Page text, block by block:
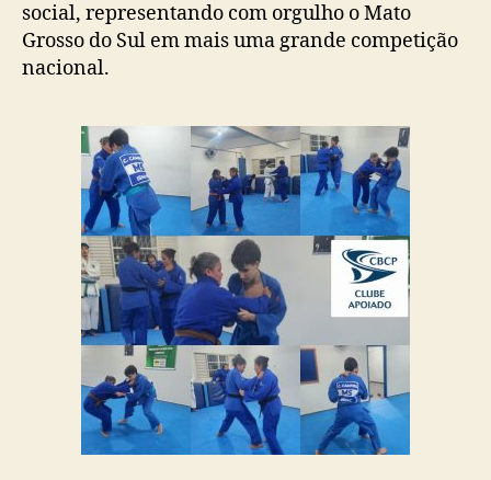
social, representando com orgulho o Mato
Grosso do Sul em mais uma grande competição
nacional.